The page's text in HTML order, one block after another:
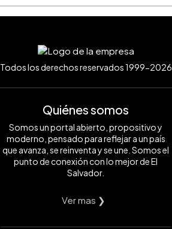
Todos los derechos reservados 1999-2026
Quiénes somos
Somos un portal abierto, propositivo y
moderno, pensado para reflejar a un país
que avanza, se reinventa y se une. Somos el
punto de conexión con lo mejor de El
Salvador.
Ver mas ❯